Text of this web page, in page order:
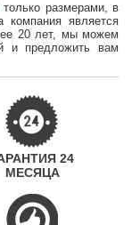
только размерами, в
компания является
20 лет, мы можем
и предложить вам
24
МЕСЯЦА